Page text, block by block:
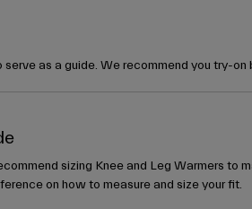
as a guide. We recommend you try-
sizing Knee and Leg Warmers to
on how to measure and size your fit.